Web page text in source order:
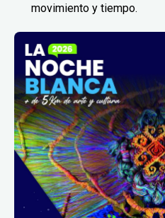
movimiento y tiempo.